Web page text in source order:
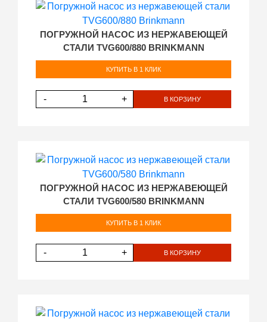
ПОГРУЖНОЙ НАСОС ИЗ НЕРЖАВЕЮЩЕЙ
СТАЛИ TVG600/880 BRINKMANN
КУПИТЬ В 1 КЛИК
- + В КОРЗИНУ
ПОГРУЖНОЙ НАСОС ИЗ НЕРЖАВЕЮЩЕЙ
СТАЛИ TVG600/580 BRINKMANN
КУПИТЬ В 1 КЛИК
- + В КОРЗИНУ